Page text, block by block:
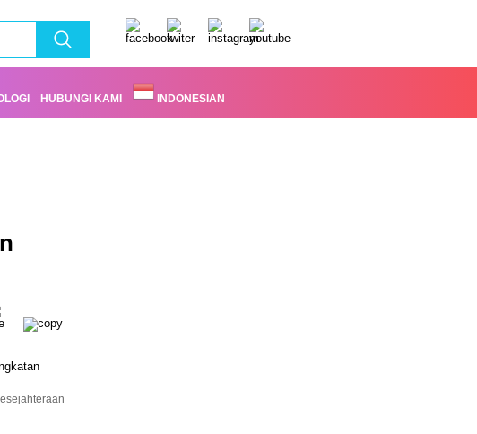
HUBUNGI KAMI INDONESIAN